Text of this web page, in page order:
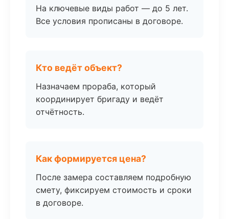
На ключевые виды работ — до 5 лет.
Все условия прописаны в договоре.
Кто ведёт объект?
Назначаем прораба, который
координирует бригаду и ведёт
отчётность.
Как формируется цена?
После замера составляем подробную
смету, фиксируем стоимость и сроки
в договоре.